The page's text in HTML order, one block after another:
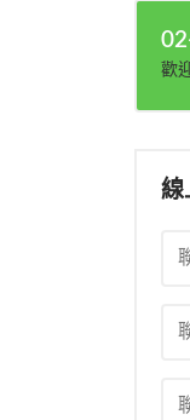
歡
線